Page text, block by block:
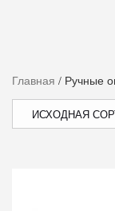
Главная / Ручные